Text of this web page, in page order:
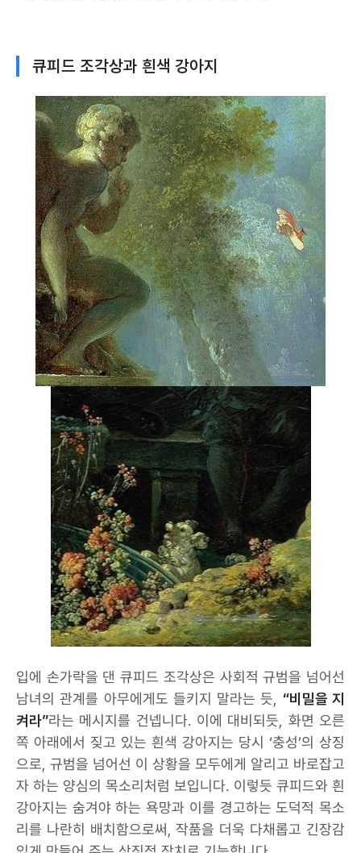
큐피드 조각상과 흰색 강아지
입에 손가락을 댄 큐피드 조각상은 사회적 규범을 넘어선
남녀의 관계를 아무에게도 들키지 말라는 듯, “비밀을 지
켜라”라는 메시지를 건넵니다. 이에 대비되듯, 화면 오른
쪽 아래에서 짖고 있는 흰색 강아지는 당시 ‘충성’의 상징
으로, 규범을 넘어선 이 상황을 모두에게 알리고 바로잡고
자 하는 양심의 목소리처럼 보입니다. 이렇듯 큐피드와 흰
강아지는 숨겨야 하는 욕망과 이를 경고하는 도덕적 목소
리를 나란히 배치함으로써, 작품을 더욱 다채롭고 긴장감